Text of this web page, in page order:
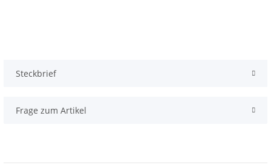
Steckbrief
Frage zum Artikel